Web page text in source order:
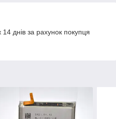
днів за рахунок покупця